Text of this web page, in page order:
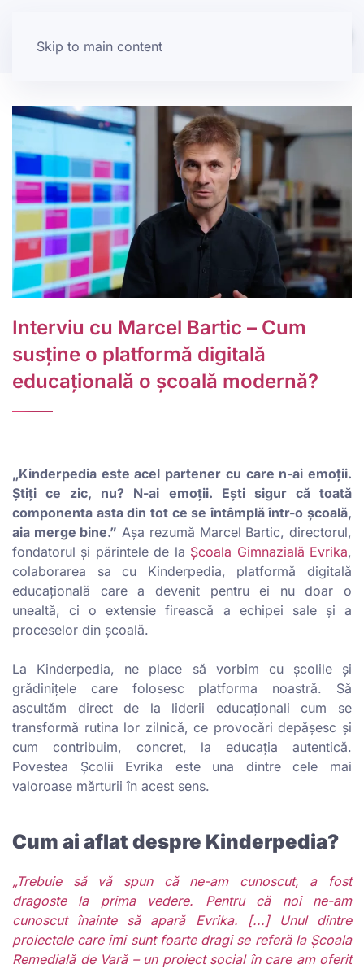
Skip to main content
Interviu cu Marcel Bartic – Cum
susține o platformă digitală
educațională o școală modernă?
„Kinderpedia este acel partener cu care n-ai emoții.
Știți ce zic, nu? N-ai emoții. Ești sigur că toată
componenta asta din tot ce se întâmplă într-o școală,
aia merge bine.” Așa rezumă Marcel Bartic, directorul,
fondatorul și părintele de la Școala Gimnazială Evrika,
colaborarea sa cu Kinderpedia, platformă digitală
educațională care a devenit pentru ei nu doar o
unealtă, ci o extensie firească a echipei sale și a
proceselor din școală.
La Kinderpedia, ne place să vorbim cu școlile și
grădinițele care folosesc platforma noastră. Să
ascultăm direct de la liderii educaționali cum se
transformă rutina lor zilnică, ce provocări depășesc și
cum contribuim, concret, la educația autentică.
Povestea Școlii Evrika este una dintre cele mai
valoroase mărturii în acest sens.
Cum ai aflat despre Kinderpedia?
„Trebuie să vă spun că ne-am cunoscut, a fost
dragoste la prima vedere. Pentru că noi ne-am
cunoscut înainte să apară Evrika. [...] Unul dintre
proiectele care îmi sunt foarte dragi se referă la Școala
Remedială de Vară – un proiect social în care am oferit